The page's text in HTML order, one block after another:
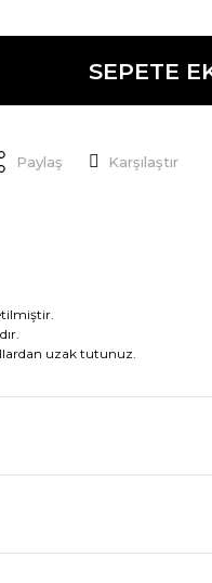
SEPETE
Paylaş Karşılaştır
uzak tutunuz.